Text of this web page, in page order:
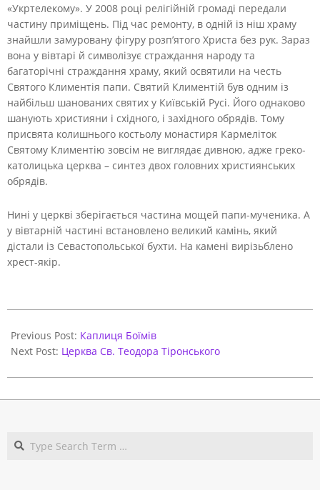
«Укртелекому». У 2008 році релігійній громаді передали
частину приміщень. Під час ремонту, в одній із ніш храму
знайшли замуровану фігуру розп’ятого Христа без рук. Зараз
вона у вівтарі й символізує страждання народу та
багаторічні страждання храму, який освятили на честь
Святого Климентія папи. Святий Климентій був одним із
найбільш шанованих святих у Київській Русі. Його однаково
шанують християни і східного, і західного обрядів. Тому
присвята колишнього костьолу монастиря Кармеліток
Святому Климентію зовсім не виглядає дивною, адже греко-
католицька церква – синтез двох головних християнських
обрядів.
Нині у церкві зберігається частина мощей папи-мученика. А
у вівтарній частині встановлено великий камінь, який
дістали із Севастопольської бухти. На камені вирізьблено
хрест-якір.
11-
17
Previous Post: Каплиця Боїмів
Next Post: Церква Св. Теодора Тіронського